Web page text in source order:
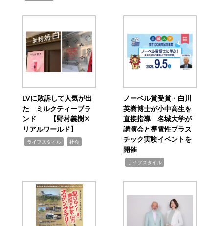
LVに敗訴して人気が出
た ミルクティーブラ
ンド 【野村義樹✕
リアルワールド】
ライフスタイル 社会
ノーベル賞受賞・白川
英樹博士が小中高生を
直接指導 名城大学が
講演会と導電性プラス
チック実験イベントを
開催
ライフスタイル